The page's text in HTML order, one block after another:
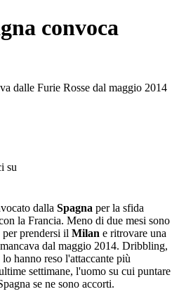
convoca
dalle Furie Rosse dal maggio 2014
su
dalla Spagna per la sfida
la Francia. Meno di due mesi sono
per prendersi il Milan e ritrovare una
dal maggio 2014. Dribbling,
hanno reso l'attaccante più
settimane, l'uomo su cui puntare
se ne sono accorti.